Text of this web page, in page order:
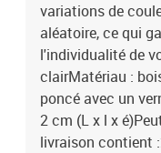
variations de
aléatoire, ce qui
l'individualité de
clairMatériau :
poncé avec un
2 cm (L x l x
livraison contient